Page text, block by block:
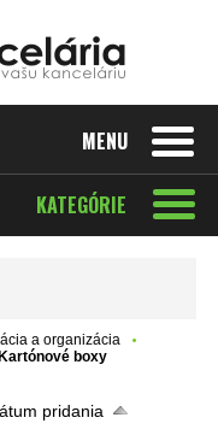
MENU
KATEGÓRIE
a organizácia
Kartónové boxy
pridania
Rawpixel.com